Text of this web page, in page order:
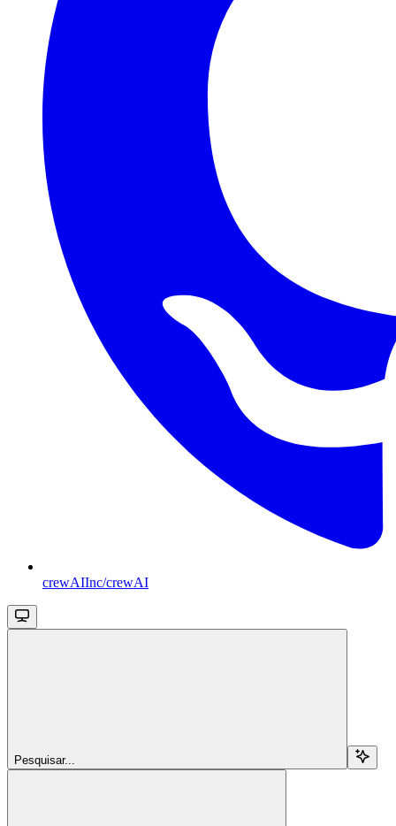
crewAIInc/crewAI
Pesquisar...